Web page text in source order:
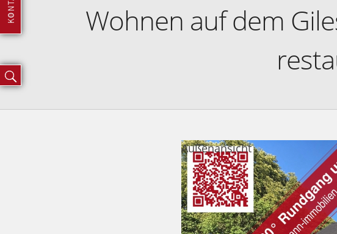
Wohnen auf dem
Außenansicht